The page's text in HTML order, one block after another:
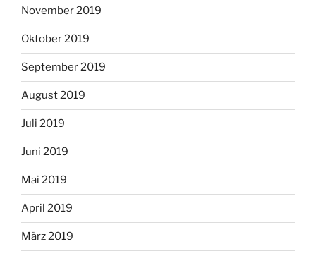
November 2019
Oktober 2019
September 2019
August 2019
Juli 2019
Juni 2019
Mai 2019
April 2019
März 2019